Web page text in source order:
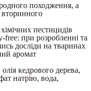
походження, а
пестицидів
free: при розробленні та
досліди на тваринах
аромат
кедрового дерева,
натрію, вода,